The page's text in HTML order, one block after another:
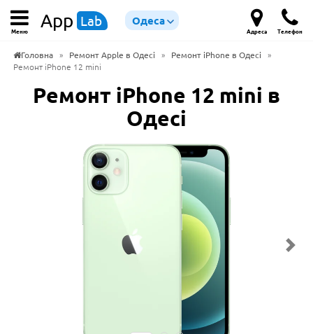
Меню App Lab Одеса
Адреса Телефон
Головна » Ремонт Apple в Одесі » Ремонт iPhone в Одесі
»
Ремонт iPhone 12 mini
Ремонт iPhone 12 mini в
Одесі